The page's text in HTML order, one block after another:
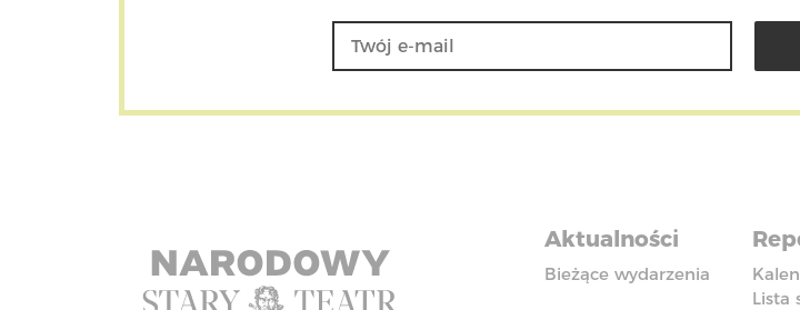
Aktualności
Bieżące wydarzenia
Lista